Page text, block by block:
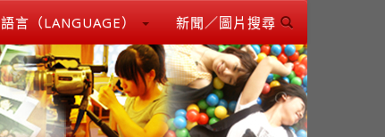
語言（LANGUAGE） 新聞／圖片搜尋